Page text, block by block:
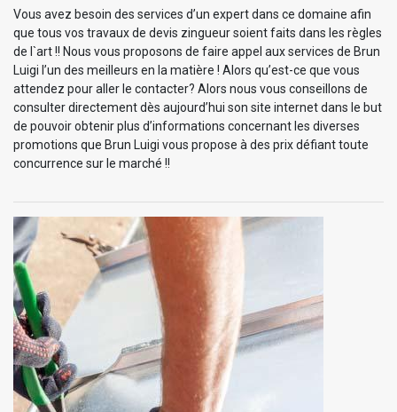
Vous avez besoin des services d’un expert dans ce domaine afin
que tous vos travaux de devis zingueur soient faits dans les règles
de l`art !! Nous vous proposons de faire appel aux services de Brun
Luigi l’un des meilleurs en la matière ! Alors qu’est-ce que vous
attendez pour aller le contacter? Alors nous vous conseillons de
consulter directement dès aujourd’hui son site internet dans le but
de pouvoir obtenir plus d’informations concernant les diverses
promotions que Brun Luigi vous propose à des prix défiant toute
concurrence sur le marché !!